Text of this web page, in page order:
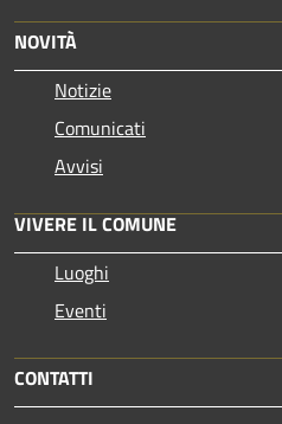
NOVITÀ
Notizie
Comunicati
Avvisi
VIVERE IL COMUNE
Luoghi
Eventi
CONTATTI